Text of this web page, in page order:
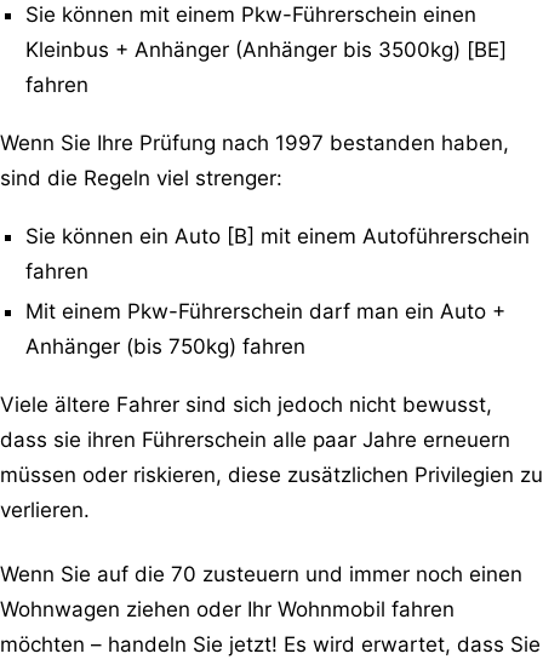
Sie können mit einem Pkw-Führerschein einen
Kleinbus + Anhänger (Anhänger bis 3500kg) [BE]
fahren
Wenn Sie Ihre Prüfung nach 1997 bestanden haben,
sind die Regeln viel strenger:
Sie können ein Auto [B] mit einem Autoführerschein
fahren
Mit einem Pkw-Führerschein darf man ein Auto +
Anhänger (bis 750kg) fahren
Viele ältere Fahrer sind sich jedoch nicht bewusst,
dass sie ihren Führerschein alle paar Jahre erneuern
müssen oder riskieren, diese zusätzlichen Privilegien zu
verlieren.
Wenn Sie auf die 70 zusteuern und immer noch einen
Wohnwagen ziehen oder Ihr Wohnmobil fahren
möchten – handeln Sie jetzt! Es wird erwartet, dass Sie